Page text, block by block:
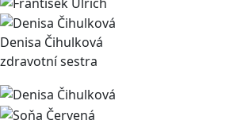
Denisa Čihulková
zdravotní sestra